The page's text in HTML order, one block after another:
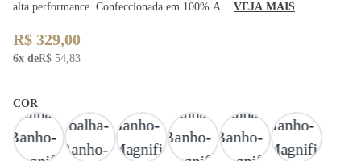
alta performance. Confeccionada em 100% A... VEJA MAIS
R$ 329,00
6x deR$ 54,83
COR